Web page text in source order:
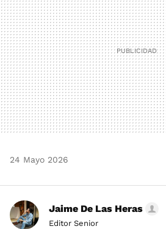
24 Mayo 2026
Jaime De Las Heras
Editor Senior